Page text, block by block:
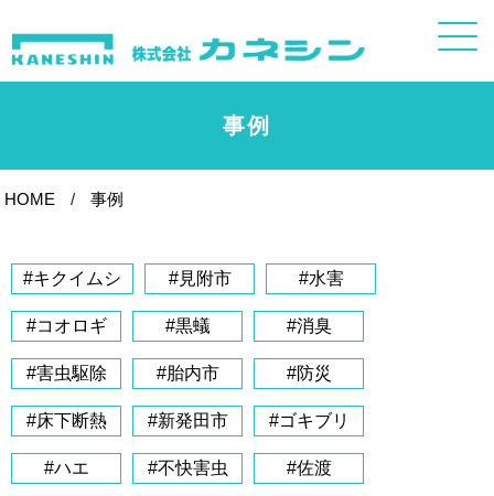
事例
HOME 事例
#キクイムシ #見附市 #水害
#コオロギ #黒蟻 #消臭
#害虫駆除 #胎内市 #防災
#床下断熱 #新発田市 #ゴキブリ
#ハエ #不快害虫 #佐渡